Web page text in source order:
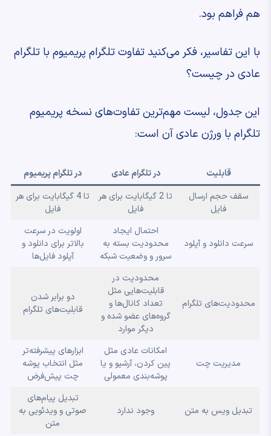
هم فراهم بود.
با این تفاسیر، فکر می‌کنید تفاوت تلگرام پریمیوم با تلگرام
عادی در چیست؟
این جدول، لیست مهم‌ترین تفاوت‌های نسخه پریمیوم
تلگرام با ورژن عادی آن است:
قابلیت در تلگرام عادی
در تلگرام پریمیوم
سقف حجم ارسال
فایل
تا 2 گیگابایت برای هر
فایل
تا 4 گیگابایت برای هر
فایل
سرعت دانلود و آپلود
احتمال ایجاد
محدودیت بسته به
سرور و وضعیت شبکه
اولویت در سرعت
بالاتر برای دانلود و
آپلود فایل‌ها
محدودیت‌های تلگرام
محدودیت در
قابلیت‌هایی مثل
تعداد کانال‌ها و
گروه‌های عضو شده و
دیگر موارد
دو برابر شدن
قابلیت‌های تلگرام
مدیریت چت
امکانات عادی مثل
پین کردن، آرشیو و یا
پوشه‌بندی معمولی
ابزارهای پیشرفته‌تر
مثل انتخاب پوشه
چت‌ پیش‌فرض
تبدیل ویس به متن وجود ندارد
تبدیل پیام‌های
صوتی و ویدئویی به
متن